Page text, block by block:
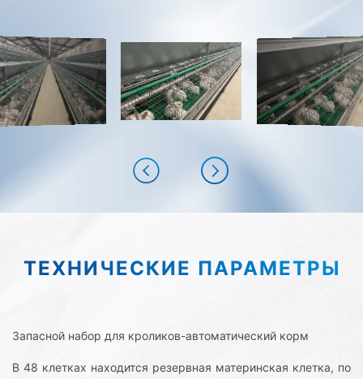
наблюдение за кроликами, благоприятствует
высокоплотной интенсивной модели разведения,
научно обоснованной модели, направляющей
навозную плиту с большим V-образным склоном,
облегчая вентиляцию внутри клетки между
кроликам лучшую окружающую среду.
ТЕХНИЧЕСКИЕ ПАРАМЕТРЫ
Запасной набор для кроликов-автоматический корм
В 48 клетках находится резервная материнская клетка, по